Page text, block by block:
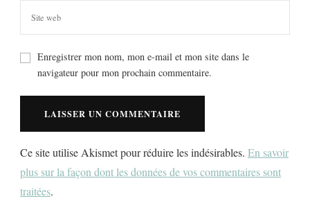
Enregistrer mon nom, mon e-mail et mon site dans le
navigateur pour mon prochain commentaire.
Ce site utilise Akismet pour réduire les indésirables. En savoir
plus sur la façon dont les données de vos commentaires sont
traitées.